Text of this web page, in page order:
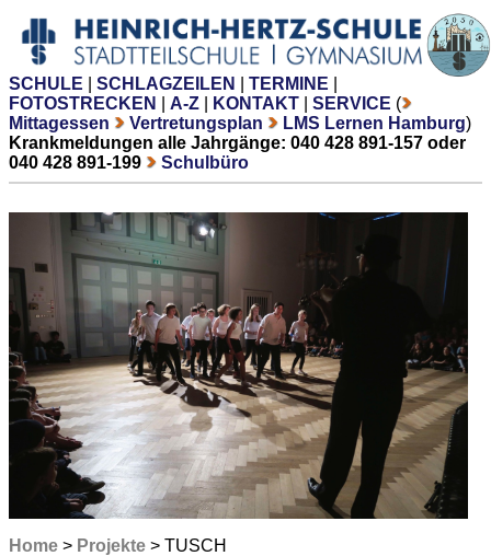
SCHULE SCHLAGZEILEN TERMINE
FOTOSTRECKEN
A-Z KONTAKT SERVICE (
Mittagessen
Vertretungsplan LMS Lernen Hamburg)
Krankmeldungen alle Jahrgänge: 040 428 891-157 oder
040 428 891-199
Schulbüro
Home > Projekte > TUSCH